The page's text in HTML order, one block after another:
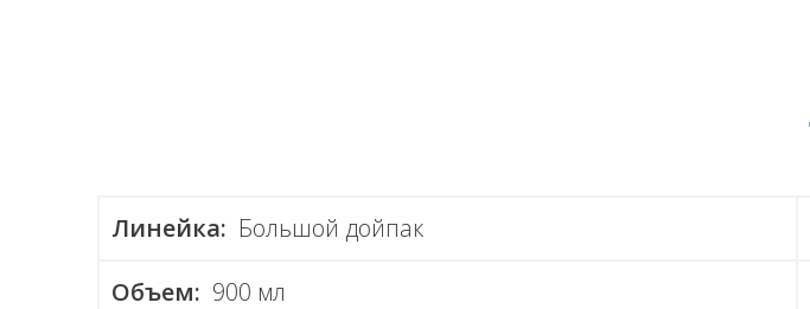
Линейка: Большой дойпак
Объем: 900 мл